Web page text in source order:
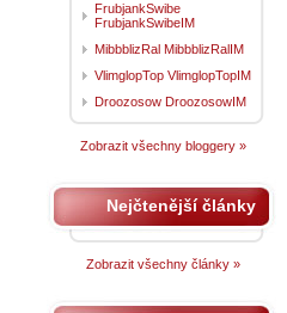
FrubjankSwibe
FrubjankSwibeIM
MibbblizRal MibbblizRalIM
VlimglopTop VlimglopTopIM
Droozosow DroozosowIM
Zobrazit všechny bloggery »
Nejčtenější články
Zobrazit všechny články »